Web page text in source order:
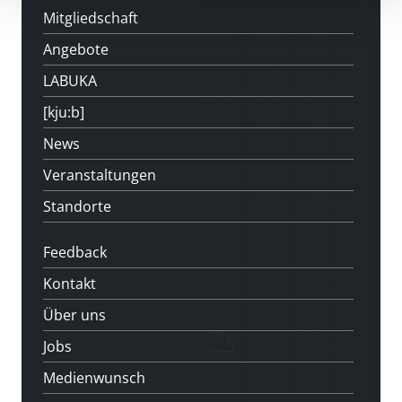
Mitgliedschaft
Angebote
LABUKA
[kju:b]
News
Veranstaltungen
Standorte
Feedback
Kontakt
Über uns
Jobs
Medienwunsch